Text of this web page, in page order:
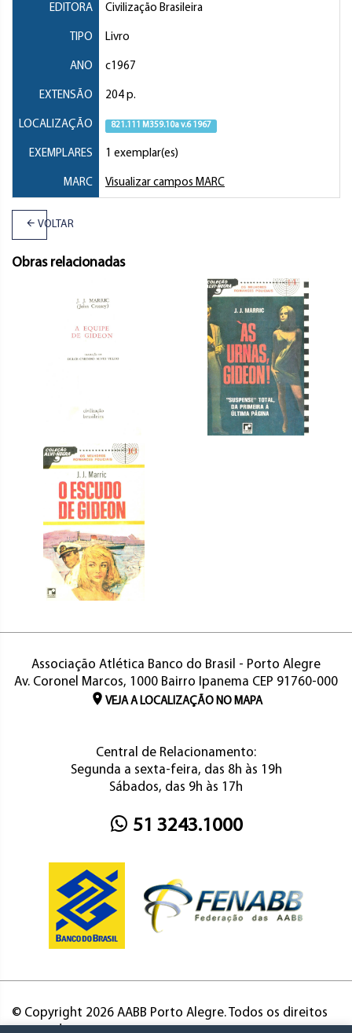
EDITORA Civilização Brasileira
TIPO Livro
ANO c1967
EXTENSÃO 204 p.
LOCALIZAÇÃO 821.111 M359.10a v.6 1967
EXEMPLARES 1 exemplar(es)
MARC Visualizar campos MARC
VOLTAR
Obras relacionadas
Associação Atlética Banco do Brasil - Porto Alegre
Av. Coronel Marcos, 1000 Bairro Ipanema CEP 91760-000
VEJA A LOCALIZAÇÃO NO MAPA
Central de Relacionamento:
Segunda a sexta-feira, das 8h às 19h
Sábados, das 9h às 17h
51 3243.1000
© Copyright 2026 AABB Porto Alegre. Todos os direitos